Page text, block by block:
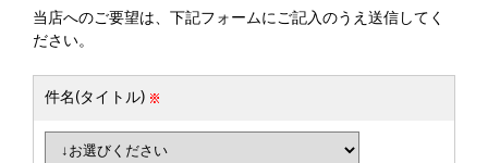
当店へのご要望は、下記フォームにご記入のうえ送信してく
ださい。
件名(タイトル)